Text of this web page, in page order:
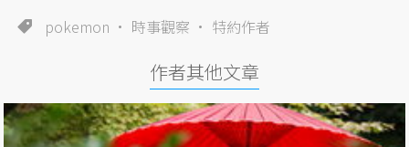
pokemon 時事觀察 特約作者
作者其他文章